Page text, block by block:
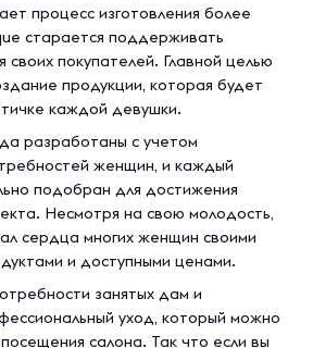
процесс изготовления более
старается поддерживать
своих покупателей. Главной целью
продукции, которая будет
каждой девушки.
разработаны с учетом
женщин, и каждый
подобран для достижения
Несмотря на свою молодость,
сердца многих женщин своими
и доступными ценами.
занятых дам и
уход, который можно
салона. Так что если вы